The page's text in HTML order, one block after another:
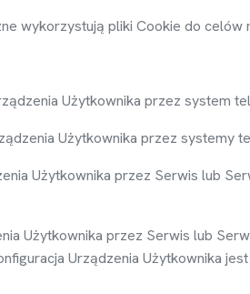
wykorzystują pliki Cookie do celów
ądzenia Użytkownika przez system
ądzenia Użytkownika przez systemy
Użytkownika przez Serwis lub
Użytkownika przez Serwis lub
Urządzenia Użytkownika